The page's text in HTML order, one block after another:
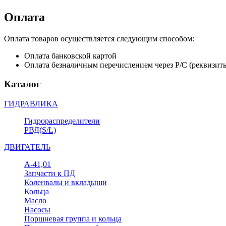
Оплата
Оплата товаров осуществляется следующим способом:
Оплата банковской картой
Оплата безналичным перечислением через Р/С
Каталог
ГИДРАВЛИКА
Гидрораспределители
РВД(S/L)
ДВИГАТЕЛЬ
А-41,01
Запчасти к ПД
Коленвалы и вкладыши
Кольца
Масло
Насосы
Поршневая группа и кольца